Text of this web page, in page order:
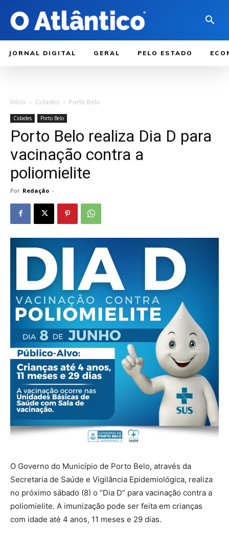
JORNAL DIGITAL GERAL PELO ESTADO
Início Cidades Porto Belo
Cidades Porto Belo
Porto Belo realiza Dia D para
vacinação contra a
poliomielite
Por Redação -
O Governo do Município de Porto Belo, através da
Secretaria de Saúde e Vigilância Epidemiológica, realiza
no próximo sábado (8) o “Dia D” para vacinação contra a
poliomielite. A imunização pode ser feita em crianças
com idade até 4 anos, 11 meses e 29 dias.